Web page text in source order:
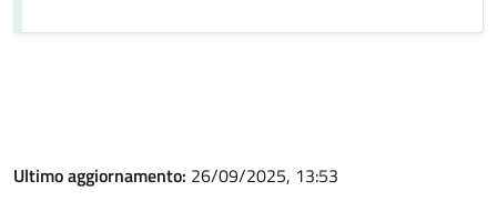
Ultimo aggiornamento: 26/09/2025, 13:53